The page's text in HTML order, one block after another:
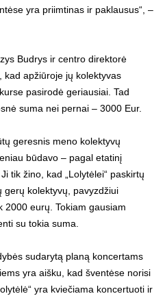
yra priimtinas ir paklausus“, –
Budrys ir centro direktorė
kad apžiūroje jų kolektyvas
pasirodė geriausiai. Tad
suma nei pernai – 3000 Eur.
geresnis meno kolektyvų
būdavo – pagal etatinį
tik žino, kad „Lolytėlei“ paskirtų
gerų kolektyvų, pavyzdžiui
2000 eurų. Tokiam gausiam
su tokia suma.
sudarytą planą koncertams
yra aišku, kad šventėse norisi
yra kviečiama koncertuoti ir